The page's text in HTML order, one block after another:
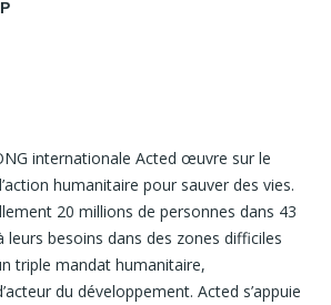
internationale Acted œuvre sur le
humanitaire pour sauver des vies.
20 millions de personnes dans 43
leurs besoins dans des zones difficiles
triple mandat humanitaire,
du développement. Acted s’appuie